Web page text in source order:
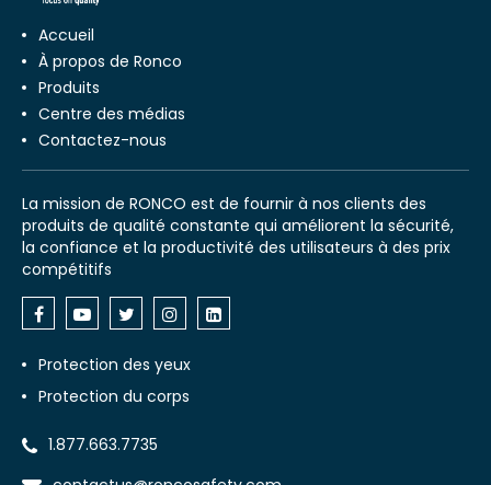
Accueil
À propos de Ronco
Produits
Centre des médias
Contactez-nous
La mission de RONCO est de fournir à nos clients des
produits de qualité constante qui améliorent la sécurité,
la confiance et la productivité des utilisateurs à des prix
compétitifs
Protection des yeux
Protection du corps
1.877.663.7735